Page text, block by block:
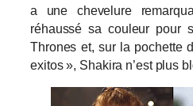
a une chevelure
réhaussé sa couleur pour
Thrones et, sur la pochette
exitos », Shakira n’est plus